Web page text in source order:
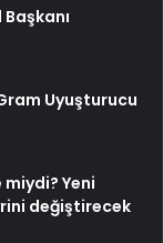
Uyuşturucu
Yeni
değiştirecek